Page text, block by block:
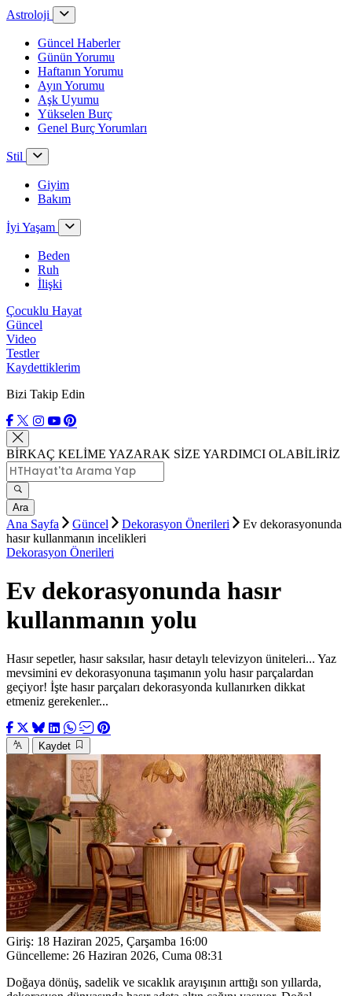
Astroloji
Güncel Haberler
Günün Yorumu
Haftanın Yorumu
Ayın Yorumu
Aşk Uyumu
Yükselen Burç
Genel Burç Yorumları
Stil
Giyim
Bakım
İyi Yaşam
Beden
Ruh
İlişki
Çocuklu Hayat
Güncel
Video
Testler
Kaydettiklerim
Bizi Takip Edin
BİRKAÇ KELİME YAZARAK SİZE YARDIMCI OLABİLİRİZ
Ara
Ana Sayfa Güncel Dekorasyon Önerileri
Ev dekorasyonunda
hasır kullanmanın incelikleri
Dekorasyon Önerileri
Ev dekorasyonunda hasır
kullanmanın yolu
Hasır sepetler, hasır saksılar, hasır detaylı televizyon üniteleri... Yaz
mevsimini ev dekorasyonuna taşımanın yolu hasır parçalardan
geçiyor! İşte hasır parçaları dekorasyonda kullanırken dikkat
etmeniz gerekenler...
Kaydet
Giriş: 18 Haziran 2025, Çarşamba 16:00
Güncelleme: 26 Haziran 2026, Cuma 08:31
Doğaya dönüş, sadelik ve sıcaklık arayışının arttığı son yıllarda,